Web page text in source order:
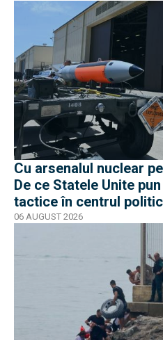
Cu arsenalul nuclear
De ce Statele Unite
tactice în centrul
06 AUGUST 2026